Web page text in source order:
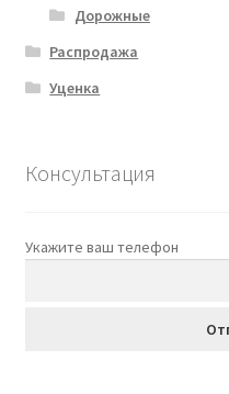
Дорожные
Распродажа
Уценка
Консультация
Укажите ваш телефон